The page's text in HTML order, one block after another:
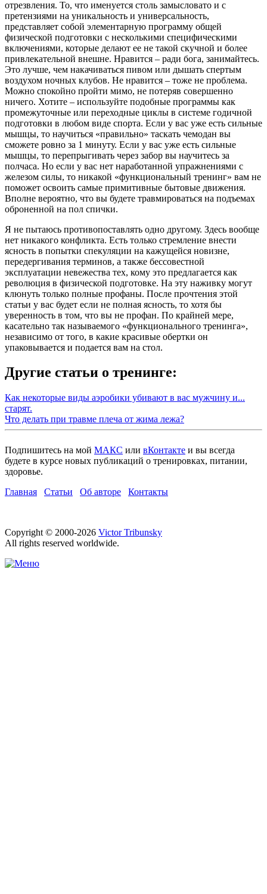
отрезвления. То, что именуется столь замысловато и с
претензиями на уникальность и универсальность,
представляет собой элементарную программу общей
физической подготовки с несколькими специфическими
включениями, которые делают ее не такой скучной и более
привлекательной внешне. Нравится – ради бога, занимайтесь.
Это лучше, чем накачиваться пивом или дышать спертым
воздухом ночных клубов. Не нравится – тоже не проблема.
Можно спокойно пройти мимо, не потеряв совершенно
ничего. Хотите – используйте подобные программы как
промежуточные или переходные циклы в системе годичной
подготовки в любом виде спорта. Если у вас уже есть сильные
мышцы, то научиться «правильно» таскать чемодан вы
сможете ровно за 1 минуту. Если у вас уже есть сильные
мышцы, то перепрыгивать через забор вы научитесь за
полчаса. Но если у вас нет наработанной упражнениями с
железом силы, то никакой «функциональный тренинг» вам не
поможет освоить самые примитивные бытовые движения.
Вполне вероятно, что вы будете травмироваться на подъемах
оброненной на пол спички.
Я не пытаюсь противопоставлять одно другому. Здесь вообще
нет никакого конфликта. Есть только стремление внести
ясность в попытки спекуляции на кажущейся новизне,
передергивания терминов, а также бессовестной
эксплуатации невежества тех, кому это предлагается как
революция в физической подготовке. На эту наживку могут
клюнуть только полные профаны. После прочтения этой
статьи у вас будет если не полная ясность, то хотя бы
уверенность в том, что вы не профан. По крайней мере,
касательно так называемого «функционального тренинга»,
независимо от того, в какие красивые обертки он
упаковывается и подается вам на стол.
Другие статьи о тренинге:
Как некоторые виды аэробики убивают в вас мужчину и...
старят.
Что делать при травме плеча от жима лежа?
Подпишитесь на мой МАКС или вКонтакте и вы всегда
будете в курсе новых публикаций о тренировках, питании,
здоровье.
Главная
Статьи Об авторе Контакты
Copyright © 2000-2026 Victor Tribunsky
All rights reserved worldwide.